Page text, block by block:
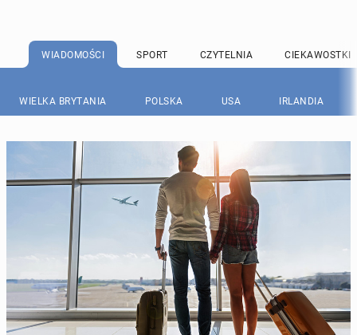
WIADOMOŚCI SPORT CZYTELNIA CIEKAWOSTKI
WIELKA BRYTANIA POLSKA USA IRLANDIA